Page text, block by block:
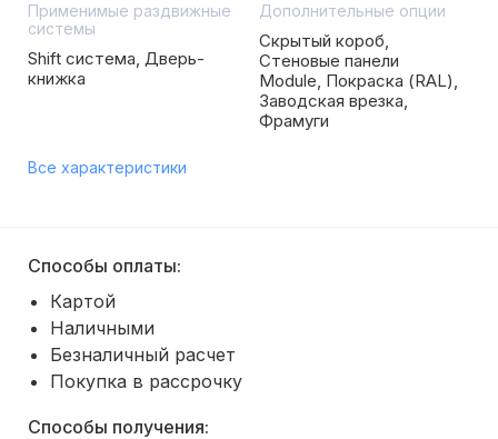
Применимые раздвижные
системы
Shift система, Дверь-
книжка
Дополнительные опции
Скрытый короб,
Стеновые панели
Module, Покраска (RAL),
Заводская врезка,
Фрамуги
Все характеристики
Способы оплаты:
Картой
Наличными
Безналичный расчет
Покупка в рассрочку
Способы получения: